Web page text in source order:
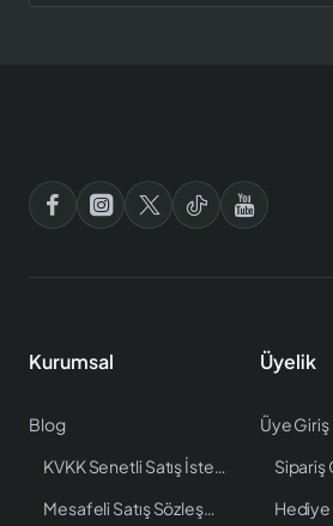
Kurumsal
Blog
KVKK Senetli Satış İstenen Bilgiler
Mesafeli Satış Sözleşmesi
Üyelik
Üye Giriş
Sipariş